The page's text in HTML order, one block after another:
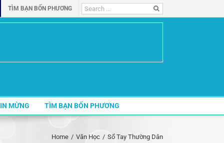
TÌM BẠN BỐN PHƯƠNG
Search
for:
MỪNG TÌM BẠN BỐN PHƯƠNG
Home / Văn Học / Sổ Tay Thường Dân